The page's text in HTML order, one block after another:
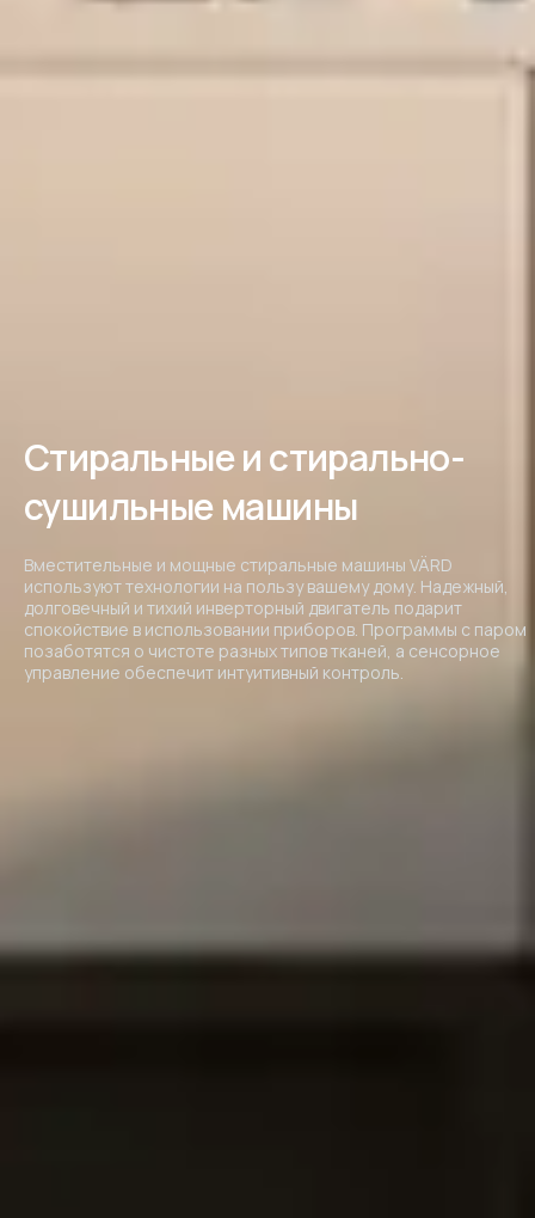
Стиральные и стирально-
сушильные машины
Вместительные и мощные стиральные машины VÄRD
используют технологии на пользу вашему дому. Надежный,
долговечный и тихий инверторный двигатель подарит
спокойствие в использовании приборов. Программы с паром
позаботятся о чистоте разных типов тканей, а сенсорное
управление обеспечит интуитивный контроль.